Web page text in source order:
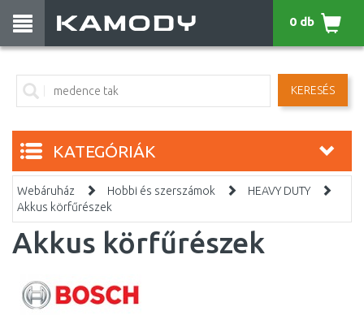
KERESÉS
0 db
KATEGÓRIÁK
Webáruház Hobbi és szerszámok
HEAVY DUTY
Akkus körfűrészek
Akkus körfűrészek